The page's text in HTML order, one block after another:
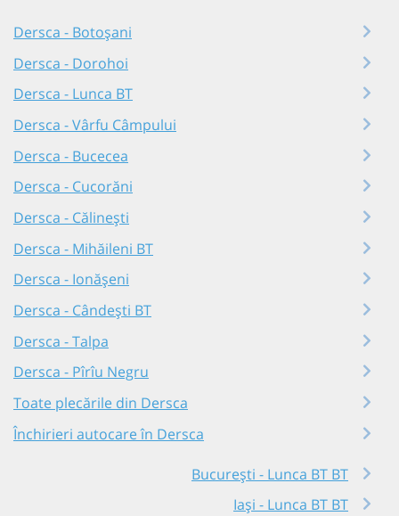
Dersca - Botoșani
Dersca - Dorohoi
Dersca - Lunca BT
Dersca - Vârfu Câmpului
Dersca - Bucecea
Dersca - Cucorăni
Dersca - Călinești
Dersca - Mihăileni BT
Dersca - Ionășeni
Dersca - Cândești BT
Dersca - Talpa
Dersca - Pîrîu Negru
Toate plecările din Dersca
Închirieri autocare în Dersca
București - Lunca BT BT
Iași - Lunca BT BT